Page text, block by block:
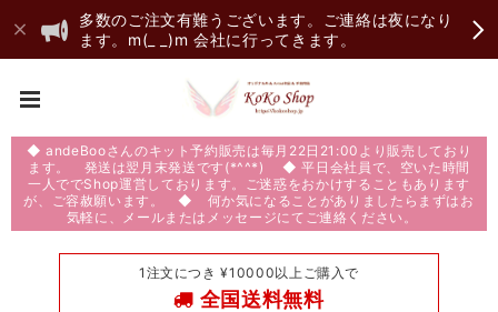
多数のご注文有難うございます。ご連絡は夜になり
ます。m(_ _)m 会社に行ってきます。
◆ andeBooさんのキット予約販売は毎月22日21:00より販売しており
ます。 発送は翌月末発送です(*^^*) ◆ 平日会社員で、空いた時間
一人ででShop運営しております。ご迷惑をおかけすることもあります
が、ご容赦願います。 ◆ 何か気になることがありましたらまずはお
気軽に、メールまたはメッセージにてご連絡ください。
1注文につき ¥10000以上ご購入で
全国送料無料